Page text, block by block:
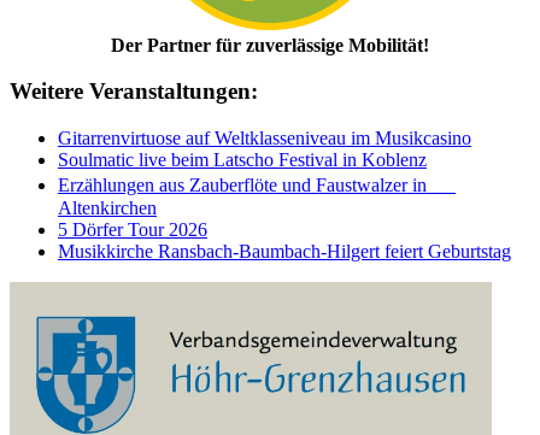
Der Partner für zuverlässige Mobilität!
Weitere Veranstaltungen:
Gitarrenvirtuose auf Weltklasseniveau im Musikcasino
Soulmatic live beim Latscho Festival in Koblenz
Erzählungen aus Zauberflöte und Faustwalzer in
Altenkirchen
5 Dörfer Tour 2026
Musikkirche Ransbach-Baumbach-Hilgert feiert Geburtstag